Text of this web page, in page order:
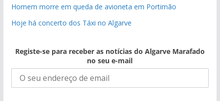
Homem morre em queda de avioneta em Portimão
Hoje há concerto dos Táxi no Algarve
Registe-se para receber as notícias do Algarve Marafado
no seu e-mail